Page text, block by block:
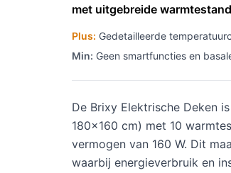
met uitgebreide
Plus: Gedetailleerde
Min: Geen smartfuncties en
De Brixy Elektrische Deken
180×160 cm) met 10
vermogen van 160 W. Dit
waarbij energieverbruik en